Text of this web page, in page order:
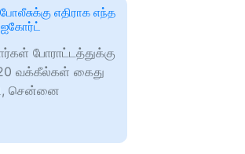
எதிராக எந்த
ஐகோர்ட்
போராட்டத்துக்கு
வக்கீல்கள் கைது
சென்னை